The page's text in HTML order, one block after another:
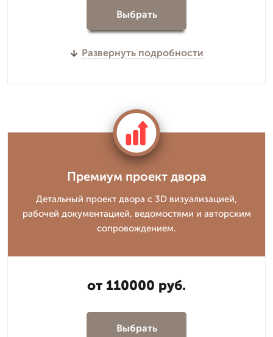
Выбрать
Развернуть подробности
Премиум проект двора
Детальный проект двора с 3D визуализацией,
рабочей документацией, ведомостями и авторским
сопровождением.
от 110000 руб.
Выбрать